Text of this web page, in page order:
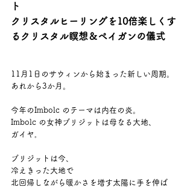
ト
クリスタルヒーリングを10倍楽しくす
るクリスタル瞑想＆ペイガンの儀式
11月1日のサウィンから始まった新しい周期。
あれから3か月。
今年のImbolc のテーマは内在の炎。
Imbolc の女神ブリジットは母なる大地、
ガイヤ｡
ブリジットは今、
冷えきった大地で
北回帰しながら暖かさを増す太陽に手を伸ば